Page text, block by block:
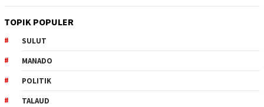
TOPIK POPULER
SULUT
MANADO
POLITIK
TALAUD